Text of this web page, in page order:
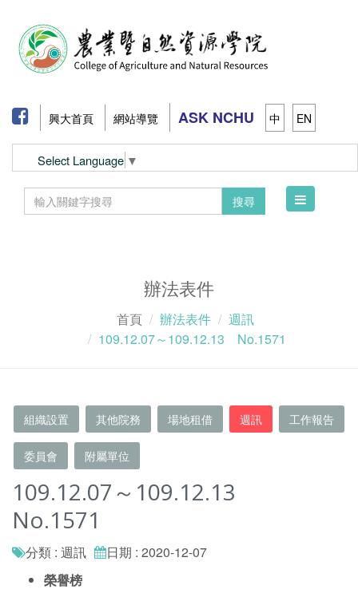
興大首頁 網站導覽 ASK NCHU 中 EN
Select Language ▼
搜尋
Toggle
辦法表件
首頁 辦法表件
週訊
109.12.07～109.12.13 No.1571
組織設置 其他院務 場地租借 週訊 工作報告
委員會 附屬單位
109.12.07～109.12.13
No.1571
分類 : 週訊
日期 : 2020-12-07
榮譽榜